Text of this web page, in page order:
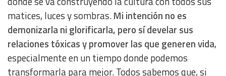
matices, luces y sombras.Mi intención no es
demonizarla ni glorificarla, pero sí develar sus
relaciones tóxicas y promover las que generen vida,
especialmente en un tiempo donde podemos
transformarla para mejor. Todos sabemos que, si